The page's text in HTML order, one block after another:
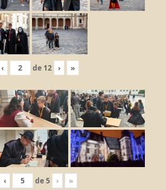
‹ de 12 › »
‹ de5 › »